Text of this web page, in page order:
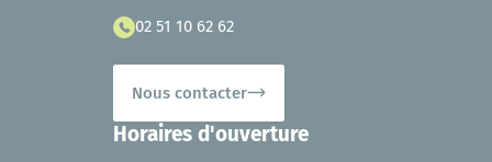
02 51 10 62 62
Nous contacter
Horaires d'ouverture